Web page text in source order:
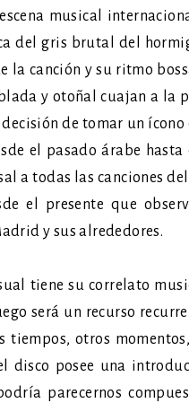
musical
del gris brutal del
la canción y su ritmo
y otoñal cuajan a la
de tomar un
el pasado árabe
a todas las canciones
el presente que
y sus alrededores.
tiene su correlato
será un recurso
tiempos, otros
disco posee una
parecernos